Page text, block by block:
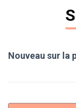
Nouveau sur la